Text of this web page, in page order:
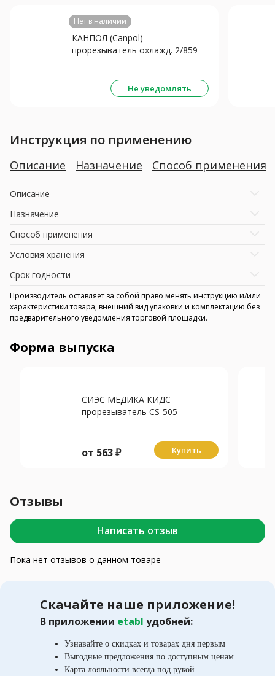
Нет в наличии
КАНПОЛ (Canpol)
прорезыватель охлажд. 2/859
Не уведомлять
Инструкция по применению
Описание Назначение Способ применения
Описание
Назначение
Способ применения
Условия хранения
Срок годности
Производитель оставляет за собой право менять инструкцию и/или
характеристики товара, внешний вид упаковки и комплектацию без
предварительного уведомления торговой площадки.
Форма выпуска
СИЭС МЕДИКА КИДС
прорезыватель CS-505
от 563₽ Купить
Отзывы
Написать отзыв
Пока нет отзывов о данном товаре
Скачайте наше приложение!
В приложении etabl удобней:
Узнавайте о скидках и товарах дня первым
Выгодные предложения по доступным ценам
Карта лояльности всегда под рукой